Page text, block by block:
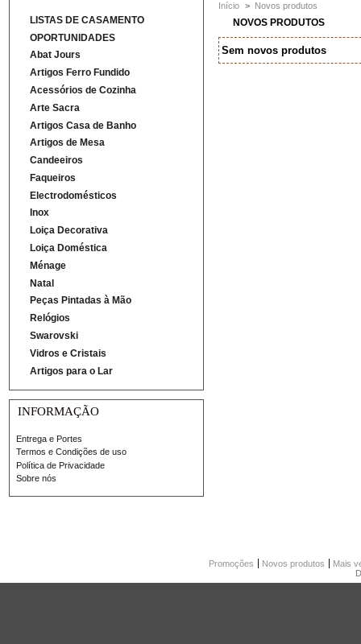
LISTAS DE CASAMENTO
OPORTUNIDADES
Abat Jours
Artigos Ferro Fundido
Acessórios de Cozinha
Arte Sacra
Artigos Casa de Banho
Artigos de Mesa
Candeeiros
Faqueiros
Electrodomésticos
Inox
Loiça Decorativa
Loiça Doméstica
Ménage
Natal
Peças Pintadas à Mão
Relógios
Swarovski
Vidros e Cristais
Artigos para o Lar
INFORMAÇÃO
Entrega e Portes
Termos e Condições de uso
Política de Privacidade
Sobre nós
Início > Novos produtos
NOVOS PRODUTOS
Sem novos produtos
Promoções Novos produtos
Mais